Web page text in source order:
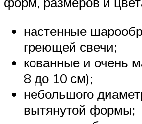
настенные
греющей свечи;
кованные и очень
8 до 10 см);
небольшого
вытянутой формы;